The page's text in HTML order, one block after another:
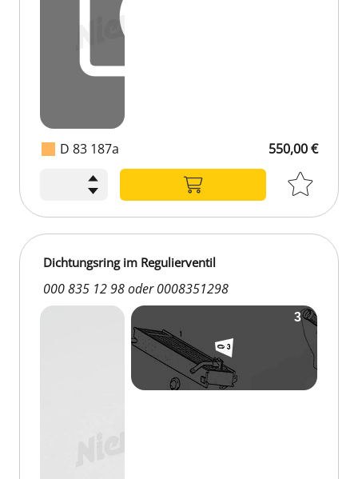
D 83 187a 550,00 €
Dichtungsring im Regulierventil
000 835 12 98 oder 0008351298